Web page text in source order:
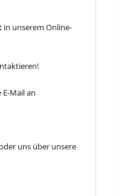
in unserem Online-
Mail an
uns über unsere